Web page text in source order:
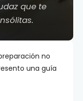
que te
no
una guía